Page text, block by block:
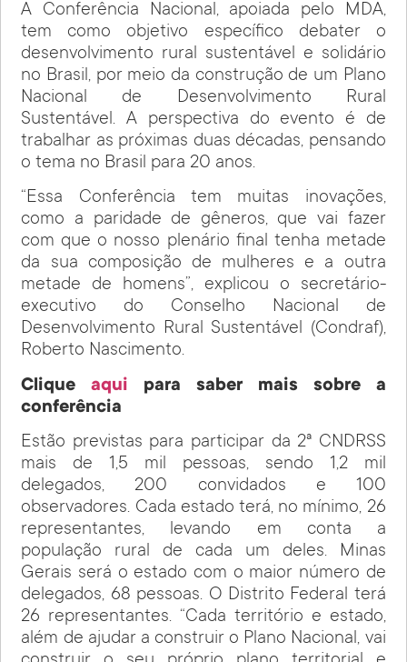
A Conferência Nacional, apoiada pelo MDA,
tem como objetivo específico debater o
desenvolvimento rural sustentável e solidário
no Brasil, por meio da construção de um Plano
Nacional de Desenvolvimento Rural
Sustentável. A perspectiva do evento é de
trabalhar as próximas duas décadas, pensando
o tema no Brasil para 20 anos.
“Essa Conferência tem muitas inovações,
como a paridade de gêneros, que vai fazer
com que o nosso plenário final tenha metade
da sua composição de mulheres e a outra
metade de homens”, explicou o secretário-
executivo do Conselho Nacional de
Desenvolvimento Rural Sustentável (Condraf),
Roberto Nascimento.
Cliqueaqui para saber mais sobre a
conferência
Estão previstas para participar da 2ª CNDRSS
mais de 1,5 mil pessoas, sendo 1,2 mil
delegados, 200 convidados e 100
observadores. Cada estado terá, no mínimo, 26
representantes, levando em conta a
população rural de cada um deles. Minas
Gerais será o estado com o maior número de
delegados, 68 pessoas. O Distrito Federal terá
26 representantes. “Cada território e estado,
além de ajudar a construir o Plano Nacional, vai